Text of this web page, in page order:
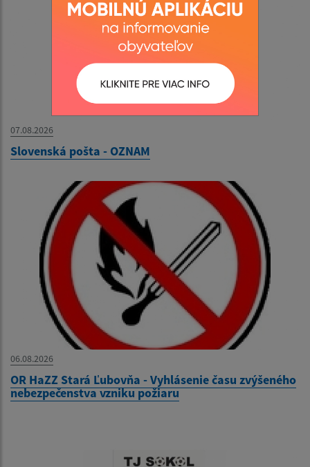
07.08.2026
Slovenská pošta - OZNAM
06.08.2026
OR HaZZ Stará Ľubovňa - Vyhlásenie času zvýšeného
nebezpečenstva vzniku požiaru